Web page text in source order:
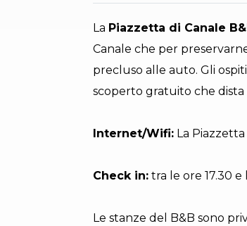
La Piazzetta di Canale
Canale che per
precluso alle auto. Gli
scoperto gratuito che dista
Internet/Wifi: La
Check in: tra le ore 17.30
Le stanze del B&B sono